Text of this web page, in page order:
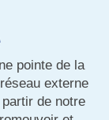
pointe de la
externe
de notre